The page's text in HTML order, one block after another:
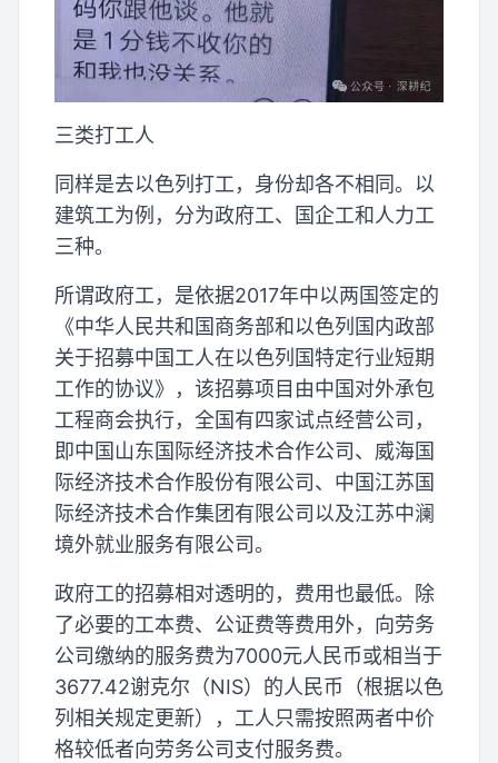
三类打工人
同样是去以色列打工，身份却各不相同。以
建筑工为例，分为政府工、国企工和人力工
三种。
所谓政府工，是依据2017年中以两国签定的
《中华人民共和国商务部和以色列国内政部
关于招募中国工人在以色列国特定行业短期
工作的协议》，该招募项目由中国对外承包
工程商会执行，全国有四家试点经营公司，
即中国山东国际经济技术合作公司、威海国
际经济技术合作股份有限公司、中国江苏国
际经济技术合作集团有限公司以及江苏中澜
境外就业服务有限公司。
政府工的招募相对透明的，费用也最低。除
了必要的工本费、公证费等费用外，向劳务
公司缴纳的服务费为7000元人民币或相当于
3677.42谢克尔（NIS）的人民币（根据以色
列相关规定更新），工人只需按照两者中价
格较低者向劳务公司支付服务费。